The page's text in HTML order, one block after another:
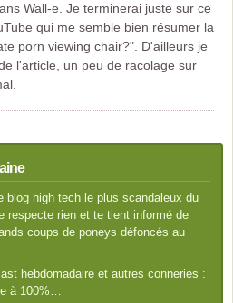
Wall-e. Je terminerai juste sur ce
qui me semble bien résumer la
porn viewing chair?". D'ailleurs je
l'article, un peu de racolage sur
blog high tech le plus scandaleux du
respecte rien et te tient informé de
coups de poneys défoncés au
hebdomadaire et autres conneries :
à 100%…